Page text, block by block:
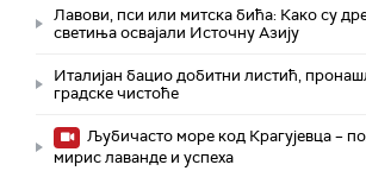
Лавови, пси или митска бића: Како су
светиња освајали Источну Азију
Италијан бацио добитни листић,
градске чистоће
Љубичасто море код Крагујевца –
мирис лаванде и успеха